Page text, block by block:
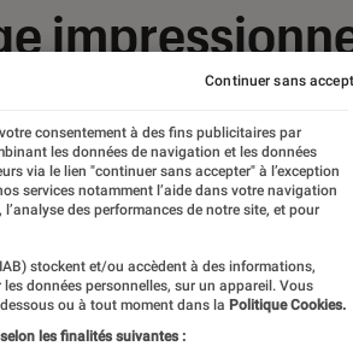
Les plus
consentement à des fins publicitaires par
les données de navigation et les données
via le lien "continuer sans accepter" à l’exception
services notamment l’aide dans votre navigation
des performances de notre site, et pour
stockent et/ou accèdent à des informations,
données personnelles, sur un appareil. Vous
ou à tout moment dans la Politique Cookies.
les finalités suivantes :
Continuer sans